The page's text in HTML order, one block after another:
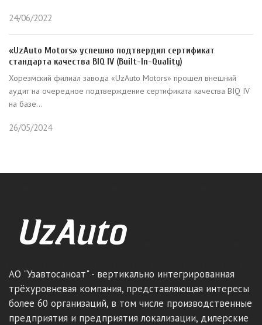
24/06/2022
«UzAuto Motors» успешно подтвердил сертификат
стандарта качества BIQ IV (Built-In-Quality)
Хорезмский филиал завода «UzAuto Motors» прошел внешний
аудит на очередное подтверждение сертификата качества BIQ IV
на базе...
26/05/2024
АО "Узавтосаноат" - вертикально интегрированная
трёхуровневая компания, представляющая интересы
более 60 организаций, в том числе производственные
предприятия и предприятия локализации, дилерские